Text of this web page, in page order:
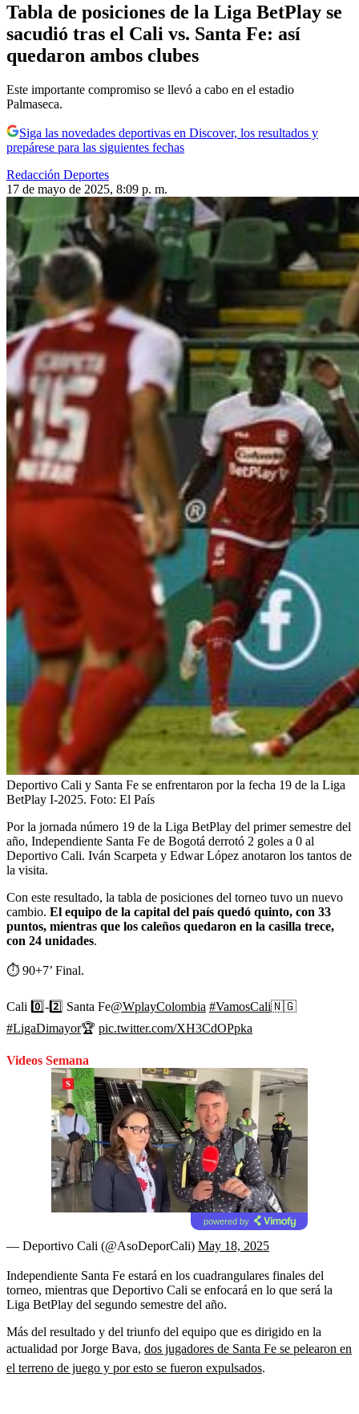
Tabla de posiciones de la Liga BetPlay se
sacudió tras el Cali vs. Santa Fe: así
quedaron ambos clubes
Este importante compromiso se llevó a cabo en el estadio
Palmaseca.
Siga las novedades deportivas en Discover, los resultados y
prepárese para las siguientes fechas
Redacción Deportes
17 de mayo de 2025, 8:09 p. m.
Deportivo Cali y Santa Fe se enfrentaron por la fecha 19 de la Liga
BetPlay I-2025. Foto: El País
Por la jornada número 19 de la Liga BetPlay del primer semestre del
año, Independiente Santa Fe de Bogotá derrotó 2 goles a 0 al
Deportivo Cali. Iván Scarpeta y Edwar López anotaron los tantos de
la visita.
Con este resultado, la tabla de posiciones del torneo tuvo un nuevo
cambio. El equipo de la capital del país quedó quinto, con 33
puntos, mientras que los caleños quedaron en la casilla trece,
con 24 unidades.
⏱️ 90+7’ Final.
Cali 0️⃣-2️⃣ Santa Fe@WplayColombia #VamosCali🇳🇬
#LigaDimayor🏆 pic.twitter.com/XH3CdOPpka
Videos Semana
powered by
— Deportivo Cali (@AsoDeporCali) May 18, 2025
Independiente Santa Fe estará en los cuadrangulares finales del
torneo, mientras que Deportivo Cali se enfocará en lo que será la
Liga BetPlay del segundo semestre del año.
Más del resultado y del triunfo del equipo que es dirigido en la
actualidad por Jorge Bava, dos jugadores de Santa Fe se pelearon en
el terreno de juego y por esto se fueron expulsados.